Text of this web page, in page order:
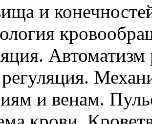
и
регуляция.
и венам.